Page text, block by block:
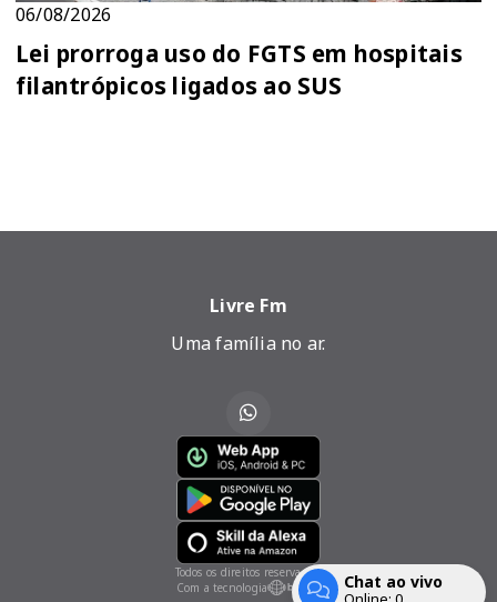
06/08/2026
Lei prorroga uso do FGTS em hospitais
filantrópicos ligados ao SUS
Livre Fm
Uma família no ar.
Todos os direitos reservados.
Com a tecnologia
Chat ao vivo